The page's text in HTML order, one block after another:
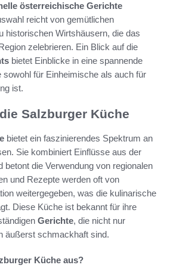
österreichische Gerichte
reicht von gemütlichen
historischen Wirtshäusern, die das
zelebrieren. Ein Blick auf die
bietet Einblicke in eine spannende
sowohl für Einheimische als auch für
ist.
Salzburger Küche
bietet ein faszinierendes Spektrum an
Sie kombiniert Einflüsse aus der
betont die Verwendung von regionalen
und Rezepte werden oft von
weitergegeben, was die kulinarische
Diese Küche ist bekannt für ihre
Gerichte, die nicht nur
äußerst schmackhaft sind.
Küche aus?